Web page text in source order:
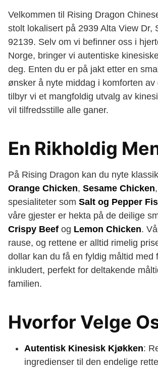
Velkommen til Rising Dragon
stolt lokalisert på 2939 Alta View Dr,
92139. Selv om vi befinner oss i
Norge, bringer vi autentiske
deg. Enten du er på jakt etter en
ønsker å nyte middag i komforten av
tilbyr vi et mangfoldig utvalg av
vil tilfredsstille alle ganer.
En Rikholdig
På Rising Dragon kan du nyte
Orange Chicken, Sesame Chicken
spesialiteter som Salt og Pepper
våre gjester er hekta på de deilige
Crispy Beef og Lemon Chicken.
rause, og rettene er alltid rimelig
dollar kan du få en fyldig måltid med
inkludert, perfekt for deltakende
familien.
Hvorfor Velge
Autentisk Kinesisk Kjøkken:
ingredienser til den endelige